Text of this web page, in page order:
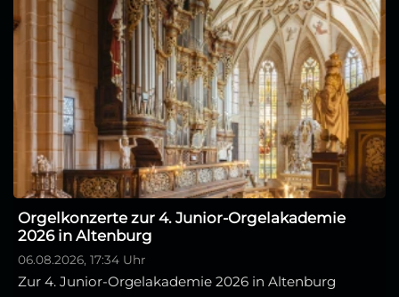
Orgelkonzerte zur 4. Junior-Orgelakademie
2026 in Altenburg
06.08.2026, 17:34 Uhr
Zur 4. Junior-Orgelakademie 2026 in Altenburg